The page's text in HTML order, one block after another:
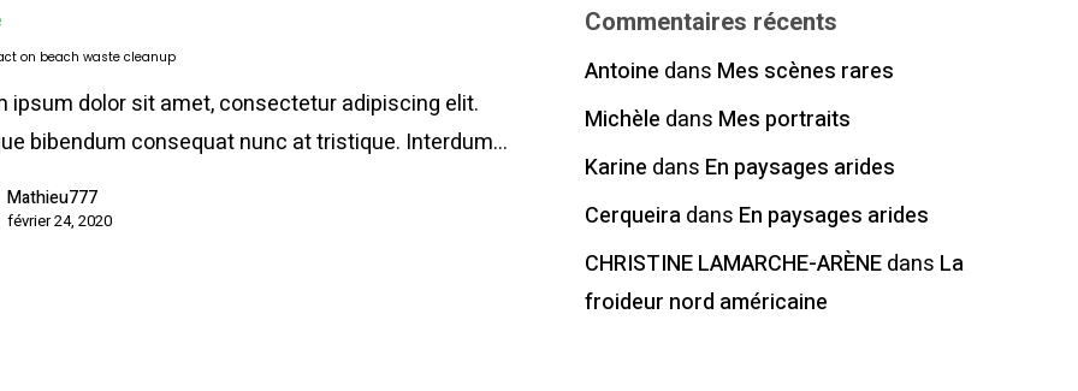
on beach waste cleanup
ipsum dolor sit amet, consectetur adipiscing elit.
bibendum consequat nunc at tristique. Interdum…
Mathieu777
février 24, 2020
Commentaires récents
Antoine dans Mes scènes rares
Michèle dans Mes portraits
Karine dans En paysages arides
Cerqueiradans En paysages arides
CHRISTINE LAMARCHE-ARÈNEdans La
froideur nord américaine